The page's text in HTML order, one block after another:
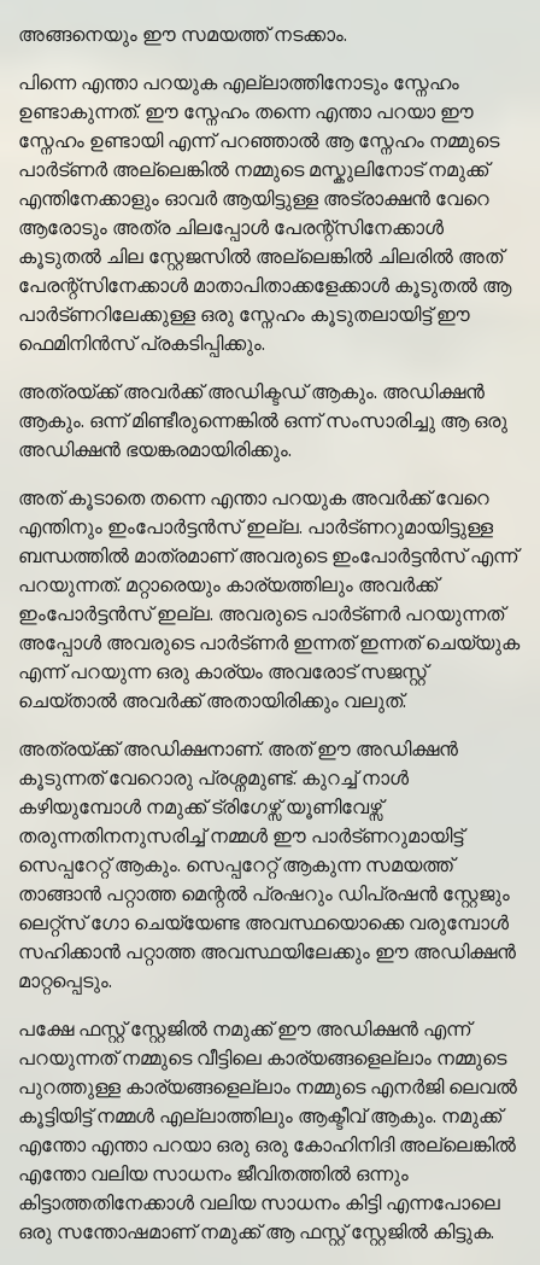
അങ്ങനെയും ഈ സമയത്ത് നടക്കാം.
പിന്നെ എന്താ പറയുക എല്ലാത്തിനോടും സ്നേഹം
ഉണ്ടാകുന്നത്. ഈ സ്നേഹം തന്നെ എന്താ പറയാ ഈ
സ്നേഹം ഉണ്ടായി എന്ന് പറഞ്ഞാൽ ആ സ്നേഹം നമ്മുടെ
പാർട്ണർ അല്ലെങ്കിൽ നമ്മുടെ മസ്കുലിനോട് നമുക്ക്
എന്തിനേക്കാളും ഓവർ ആയിട്ടുള്ള അട്രാക്ഷൻ വേറെ
ആരോടും അത്ര ചിലപ്പോൾ പേരന്റ്സിനേക്കാൾ
കൂടുതൽ ചില സ്റ്റേജസിൽ അല്ലെങ്കിൽ ചിലരിൽ അത്
പേരന്റ്സിനേക്കാൾ മാതാപിതാക്കളേക്കാൾ കൂടുതൽ ആ
പാർട്ണറിലേക്കുള്ള ഒരു സ്നേഹം കൂടുതലായിട്ട് ഈ
ഫെമിനിൻസ് പ്രകടിപ്പിക്കും.
അത്രയ്ക്ക് അവർക്ക് അഡിക്ടഡ് ആകും. അഡിക്ഷൻ
ആകും. ഒന്ന് മിണ്ടീരുന്നെങ്കിൽ ഒന്ന് സംസാരിച്ചു ആ ഒരു
അഡിക്ഷൻ ഭയങ്കരമായിരിക്കും.
അത് കൂടാതെ തന്നെ എന്താ പറയുക അവർക്ക് വേറെ
എന്തിനും ഇംപോർട്ടൻസ് ഇല്ല. പാർട്ണറുമായിട്ടുള്ള
ബന്ധത്തിൽ മാത്രമാണ് അവരുടെ ഇംപോർട്ടൻസ് എന്ന്
പറയുന്നത്. മറ്റാരെയും കാര്യത്തിലും അവർക്ക്
ഇംപോർട്ടൻസ് ഇല്ല. അവരുടെ പാർട്ണർ പറയുന്നത്
അപ്പോൾ അവരുടെ പാർട്ണർ ഇന്നത് ഇന്നത് ചെയ്യുക
എന്ന് പറയുന്ന ഒരു കാര്യം അവരോട് സജസ്റ്റ്
ചെയ്താൽ അവർക്ക് അതായിരിക്കും വലുത്.
അത്രയ്ക്ക് അഡിക്ഷനാണ്. അത് ഈ അഡിക്ഷൻ
കൂടുന്നത് വേറൊരു പ്രശ്നമുണ്ട്. കുറച്ച് നാൾ
കഴിയുമ്പോൾ നമുക്ക് ട്രിഗേഴ്സ് യൂണിവേഴ്സ്
തരുന്നതിനനുസരിച്ച് നമ്മൾ ഈ പാർട്ണറുമായിട്ട്
സെപ്പറേറ്റ് ആകും. സെപ്പറേറ്റ് ആകുന്ന സമയത്ത്
താങ്ങാൻ പറ്റാത്ത മെന്റൽ പ്രഷറും ഡിപ്രഷൻ സ്റ്റേജും
ലെറ്റ്സ് ഗോ ചെയ്യേണ്ട അവസ്ഥയൊക്കെ വരുമ്പോൾ
സഹിക്കാൻ പറ്റാത്ത അവസ്ഥയിലേക്കും ഈ അഡിക്ഷൻ
മാറ്റപ്പെടും.
പക്ഷേ ഫസ്റ്റ് സ്റ്റേജിൽ നമുക്ക് ഈ അഡിക്ഷൻ എന്ന്
പറയുന്നത് നമ്മുടെ വീട്ടിലെ കാര്യങ്ങളെല്ലാം നമ്മുടെ
പുറത്തുള്ള കാര്യങ്ങളെല്ലാം നമ്മുടെ എനർജി ലെവൽ
കൂട്ടിയിട്ട് നമ്മൾ എല്ലാത്തിലും ആക്ടീവ് ആകും. നമുക്ക്
എന്തോ എന്താ പറയാ ഒരു ഒരു കോഹിനിദി അല്ലെങ്കിൽ
എന്തോ വലിയ സാധനം ജീവിതത്തിൽ ഒന്നും
കിട്ടാത്തതിനേക്കാൾ വലിയ സാധനം കിട്ടി എന്നപോലെ
ഒരു സന്തോഷമാണ് നമുക്ക് ആ ഫസ്റ്റ് സ്റ്റേജിൽ കിട്ടുക.